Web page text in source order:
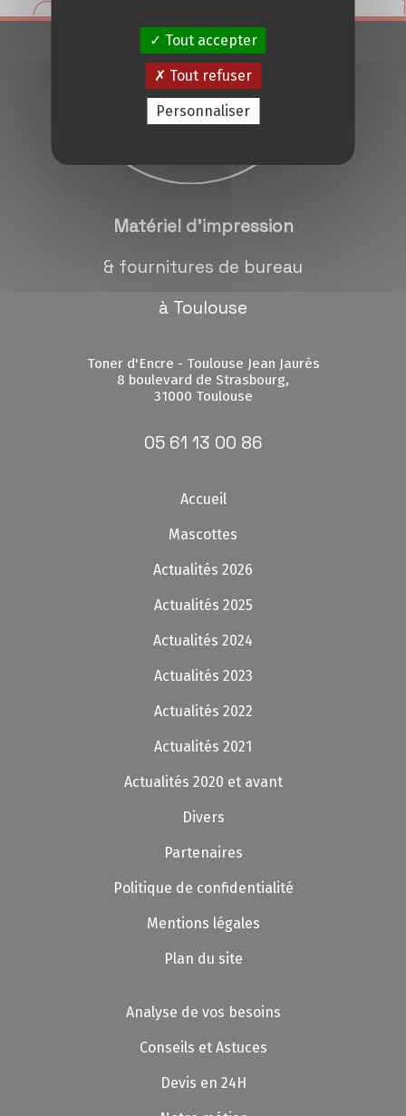
Notre métier
Contact/magasins
Matériel d'impression
& fournitures de bureau
à Toulouse
Toner d'Encre - Toulouse Jean Jaurès
8 boulevard de Strasbourg,
31000 Toulouse
05 61 13 00 86
Accueil
Mascottes
Actualités 2026
Actualités 2025
Actualités 2024
Actualités 2023
Actualités 2022
Actualités 2021
Actualités 2020 et avant
Divers
Partenaires
Politique de confidentialité
Mentions légales
Plan du site
Analyse de vos besoins
Conseils et Astuces
Devis en 24H
Tout accepter
Tout refuser
Personnaliser